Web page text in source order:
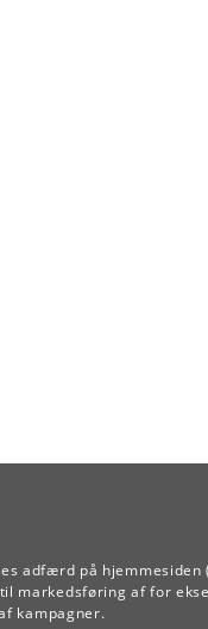
adfærd på
markedsføring af for
kampagner.